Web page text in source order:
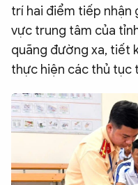
trí hai điểm tiếp nhận
vực trung tâm của
quãng đường xa, tiết
thực hiện các thủ tục